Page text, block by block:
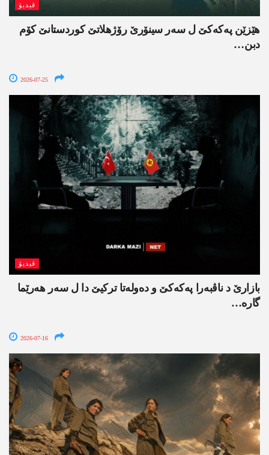
ڤیدیۆ
ھێزێن پەکەکێ ل سەر سینۆرێ رۆژھلاتێ کوردستانێ کۆم
دبن…
2026-07-25
ڤیدیۆ
بازارێ د ناڤبەرا پەکەکێ و دەولەتا ترکیێ دا ل سەر ھەرێما
گارە…
2026-07-16